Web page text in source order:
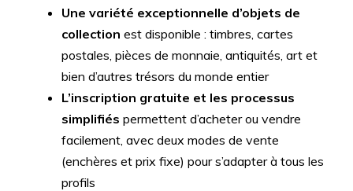
Une variété exceptionnelle d’objets de
collection est disponible : timbres, cartes
postales, pièces de monnaie, antiquités, art et
bien d’autres trésors du monde entier
L’inscription gratuite et les processus
simplifiés permettent d’acheter ou vendre
facilement, avec deux modes de vente
(enchères et prix fixe) pour s’adapter à tous les
profils